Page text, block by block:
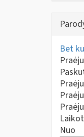
Bet
Nuo